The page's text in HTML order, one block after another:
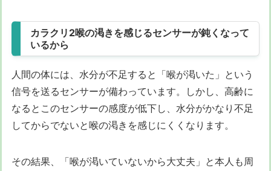
カラクリ2喉の渇きを感じるセンサーが鈍くなって
いるから
人間の体には、水分が不足すると「喉が渇いた」という
信号を送るセンサーが備わっています。しかし、高齢に
なるとこのセンサーの感度が低下し、水分がかなり不足
してからでないと喉の渇きを感じにくくなります。
その結果、「喉が渇いていないから大丈夫」と本人も周